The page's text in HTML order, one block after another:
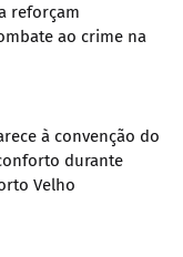
reforçam
ao crime na
à convenção do
durante
Velho